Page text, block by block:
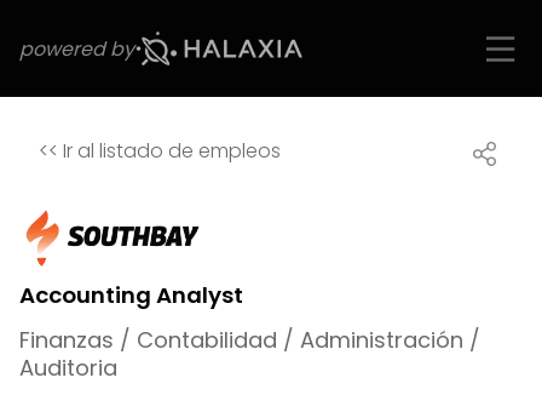
powered by
<< Ir al listado de empleos
Accounting Analyst
Finanzas / Contabilidad / Administración /
Auditoria